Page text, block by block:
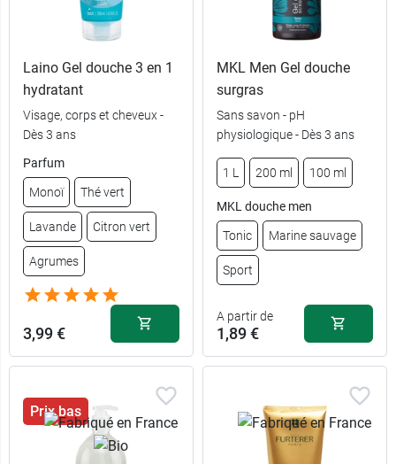
Laino Gel douche 3 en 1
hydratant
Visage, corps et cheveux -
Dès 3 ans
Parfum
Monoï Thé vert
Lavande Citron vert
Agrumes
3,99 €
MKL Men Gel douche
surgras
Sans savon - pH
physiologique - Dès 3 ans
1 L 200 ml 100 ml
MKL douche men
Tonic Marine sauvage
Sport
A partir de
1,89 €
6,59 €
Prix bas